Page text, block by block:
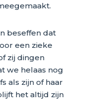
beseffen dat
een zieke
zij dingen
we helaas nog
als zijn of haar
het altijd zijn